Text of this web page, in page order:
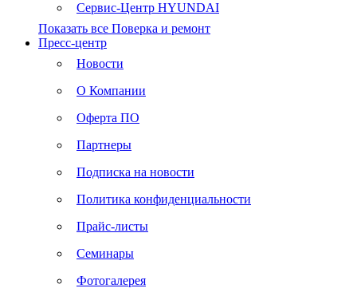
Сервис-Центр HYUNDAI
Показать все Поверка и ремонт
Пресс-центр
Новости
О Компании
Оферта ПО
Партнеры
Подписка на новости
Политика конфиденциальности
Прайс-листы
Семинары
Фотогалерея